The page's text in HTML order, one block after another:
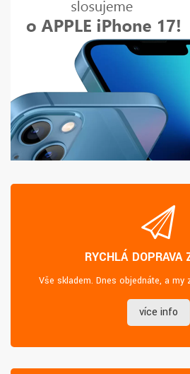
RYCHLÁ DOPRAVA
Vše skladem. Dnes objednáte, a my
více info